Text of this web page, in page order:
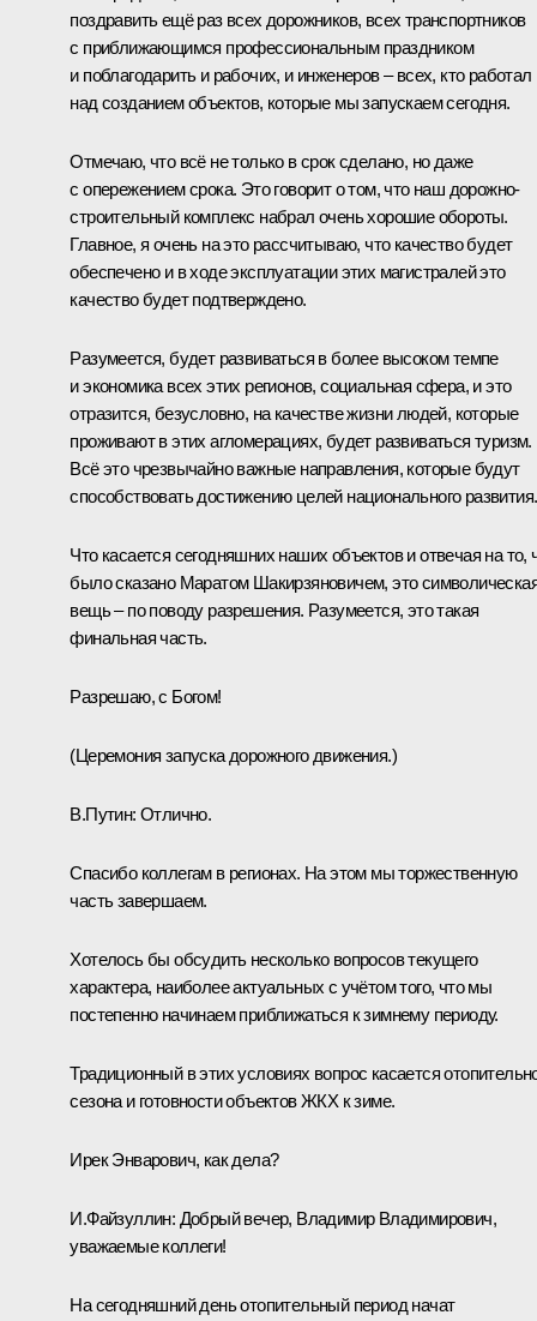
поздравить ещё раз всех дорожников, всех транспортников
с приближающимся профессиональным праздником
и поблагодарить и рабочих, и инженеров – всех, кто работал
над созданием объектов, которые мы запускаем сегодня.
Отмечаю, что всё не только в срок сделано, но даже
с опережением срока. Это говорит о том, что наш дорожно-
строительный комплекс набрал очень хорошие обороты.
Главное, я очень на это рассчитываю, что качество будет
обеспечено и в ходе эксплуатации этих магистралей это
качество будет подтверждено.
Разумеется, будет развиваться в более высоком темпе
и экономика всех этих регионов, социальная сфера, и это
отразится, безусловно, на качестве жизни людей, которые
проживают в этих агломерациях, будет развиваться туризм.
Всё это чрезвычайно важные направления, которые будут
способствовать достижению целей национального развития.
Что касается сегодняшних наших объектов и отвечая на то,
было сказано Маратом Шакирзяновичем, это
вещь – по поводу разрешения. Разумеется, это такая
финальная часть.
Разрешаю, с Богом!
(Церемония запуска дорожного движения.)
В.Путин: Отлично.
Спасибо коллегам в регионах. На этом мы торжественную
часть завершаем.
Хотелось бы обсудить несколько вопросов текущего
характера, наиболее актуальных с учётом того, что мы
постепенно начинаем приближаться к зимнему периоду.
Традиционный в этих условиях вопрос касается
сезона и готовности объектов ЖКХ к зиме.
Ирек Энварович, как дела?
И.Файзуллин: Добрый вечер, Владимир Владимирович,
уважаемые коллеги!
На сегодняшний день отопительный период начат